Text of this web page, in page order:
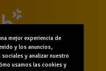
mejor experiencia de
y los anuncios,
y analizar nuestro
usamos las cookies y